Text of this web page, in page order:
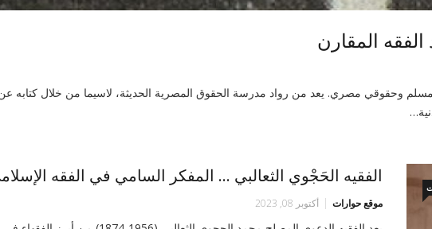
المقارن
الفتح (1866 – مارس 1949) فقيه مسلم وحقوقي مصري. يعد من رواد مدرسة الحقوق المصرية الحديثة، لاسيما من خلال كتابه
الفقيه الحَجْوي الثعالبي … المفكر السامي في الفقه
موقع حوارات أكتوبر 08, 2023